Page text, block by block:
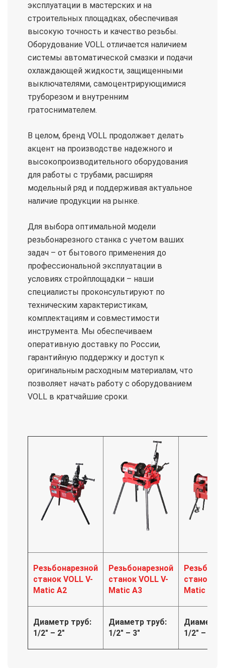
эксплуатации в мастерских и на
строительных площадках, обеспечивая
высокую точность и качество резьбы.
Оборудование VOLL отличается наличием
системы автоматической смазки и подачи
охлаждающей жидкости, защищенными
выключателями, самоцентрирующимися
труборезом и внутренним
гратоснимателем.
В целом, бренд VOLL продолжает делать
акцент на производстве надежного и
высокопроизводительного оборудования
для работы с трубами, расширяя
модельный ряд и поддерживая актуальное
наличие продукции на рынке.
Для выбора оптимальной модели
резьбонарезного станка с учетом ваших
задач – от бытового применения до
профессиональной эксплуатации в
условиях стройплощадки – наши
специалисты проконсультируют по
техническим характеристикам,
комплектациям и совместимости
инструмента. Мы обеспечиваем
оперативную доставку по России,
гарантийную поддержку и доступ к
оригинальным расходным материалам, что
позволяет начать работу с оборудованием
VOLL в кратчайшие сроки.
Резьбонарезной
станок VOLL V-
Matic A2
Резьбонарезной
станок VOLL V-
Matic A3
станок
Matic A4
Диаметр труб:
1/2" – 2"
Диаметр труб:
1/2" – 3"
Диаметр
1/2" – 4"